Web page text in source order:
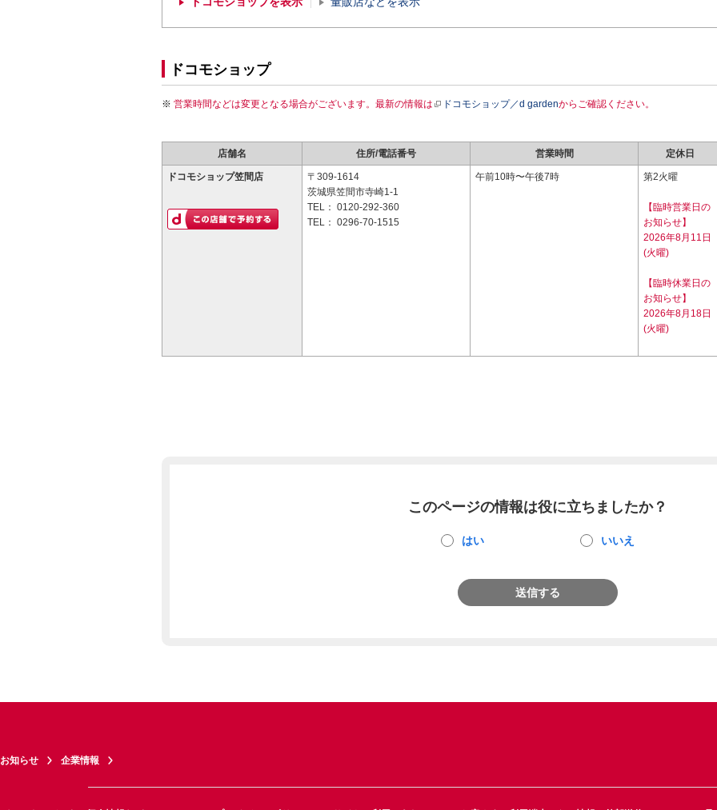
ドコモショップ
営業時間などは変更となる場合がございます。最新の情報は ドコモショップ／d gardenからご確認ください。
店舗名 住所/電話番号 営業時間 定休日
ドコモショップ笠間店
〒309-1614
茨城県笠間市寺崎1-1
TEL： 0120-292-360
TEL： 0296-70-1515
午前10時〜午後7時 第2火曜
【臨時営業日の
お知らせ】
2026年8月11日
(火曜)
【臨時休業日の
お知らせ】
2026年8月18日
(火曜)
このページの情報は役に立ちましたか？
はい いいえ
送信する
お知らせ 企業情報